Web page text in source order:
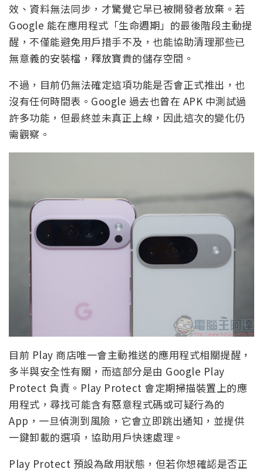
效、資料無法同步，才驚覺它早已被開發者放棄。若
Google 能在應用程式「生命週期」的最後階段主動提
醒，不僅能避免用戶措手不及，也能協助清理那些已
無意義的安裝檔，釋放寶貴的儲存空間。
不過，目前仍無法確定這項功能是否會正式推出，也
沒有任何時間表。Google 過去也曾在 APK 中測試過
許多功能，但最終並未真正上線，因此這次的變化仍
需觀察。
目前 Play 商店唯一會主動推送的應用程式相關提醒，
多半與安全性有關，而這部分是由 Google Play
Protect 負責。Play Protect 會定期掃描裝置上的應
用程式，尋找可能含有惡意程式碼或可疑行為的
App，一旦偵測到風險，它會立即跳出通知，並提供
一鍵卸載的選項，協助用戶快速處理。
Play Protect 預設為啟用狀態，但若你想確認是否正